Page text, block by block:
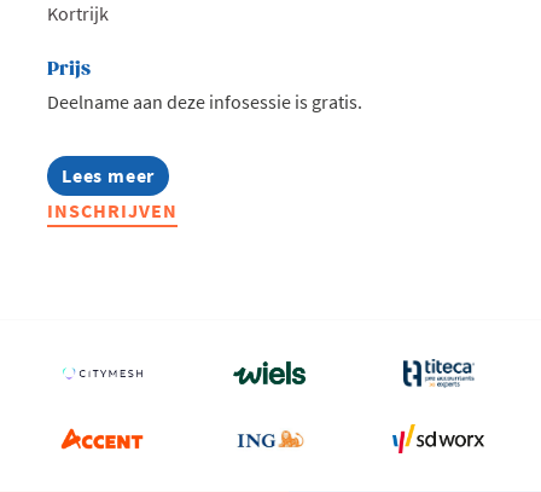
Kortrijk
Prijs
Deelname aan deze infosessie is gratis.
Lees meer
about
Infosessie:
MBA
INSCHRIJVEN